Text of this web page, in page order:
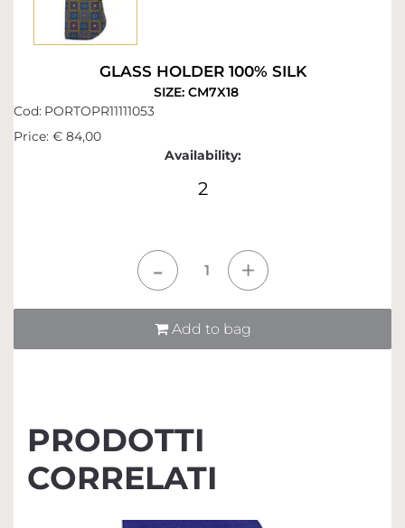
GLASS HOLDER 100% SILK
SIZE: CM7X18
Cod: PORTOPR11111053
Price: € 84,00
Availability:
2
Add to bag
PRODOTTI
CORRELATI